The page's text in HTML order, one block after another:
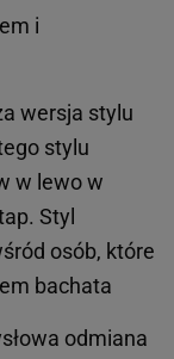
i
wersja stylu
stylu
w lewo w
Styl
osób, które
bachata
odmiana